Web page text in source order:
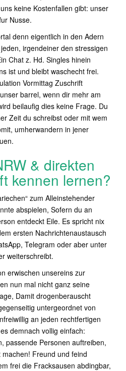
keine Kostenfallen gibt: unser
Nusse.
denn eigentlich in den Adern
irgendeiner den stressigen
Chat z. Hd. Singles hinein
ist und bleibt waschecht frei.
Vormittag Zuschrift
barrel, wenn dir mehr am
beilaufig dies keine Frage. Du
Zeit du schreibst oder mit wem
umherwandern in jener
& direkten
kennen lernen?
zum Alleinstehender
abspielen, Sofern du an
entdeckt Eile. Es spricht nix
ersten Nachrichtenaustausch
Telegram oder aber unter
weiterschreibt.
erwischen unsereins zur
nun mal nicht ganz seine
Damit drogenberauscht
untergeordnet von
an jeden rechtfertigen
demnach vollig einfach:
passende Personen auftreiben,
Freund und feind
frei die Fracksausen abdingbar,